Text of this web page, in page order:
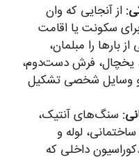
از آنجایی که وان
سکونت یا اقامت
را مبلمان،
یخچال، فرش دست‌دوم،
و وسایل شخصی تشکیل
سنگ‌های آنتیک،
لوله و
داخلی که